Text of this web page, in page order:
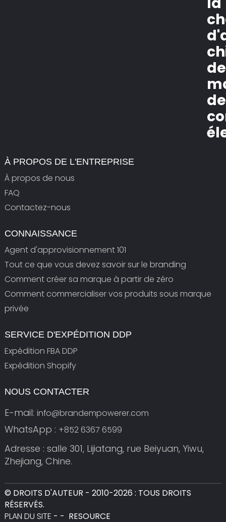
de
À PROPOS DE L'ENTREPRISE
À propos de nous
FAQ
Contactez-nous
CONNAISSANCE
Agent d'approvisionnement 101
Tout ce que vous devez savoir sur le branding
Comment créer sa marque à partir de zéro
Comment commercialiser vos produits sous marque
privée
SERVICE D'EXPÉDITION DDP
Expédition FBA DDP
Expédition Shopify
NOUS CONTACTER
E-mail: info@brandempowerer.com
WhatsApp : +852 6367 6599
Adresse : salle 301, Lijiatang, rue Beiyuan, Yiwu,
Zhejiang, Chine.
© DROITS D'AUTEUR - 2010-2026 : TOUS DROITS
RÉSERVÉS.
PLAN DU SITE - - RESOURCE